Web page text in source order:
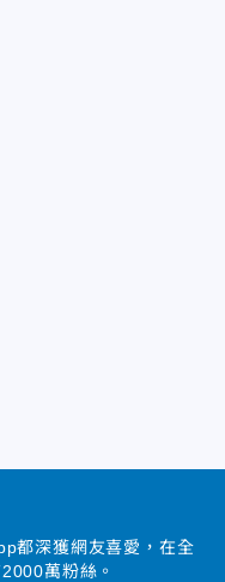
都深獲網友喜愛，在全
萬粉絲。